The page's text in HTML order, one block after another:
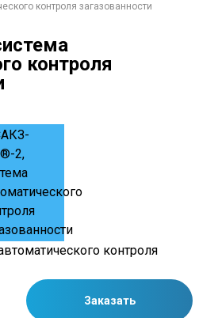
контроля загазованности
контроля
Заказать